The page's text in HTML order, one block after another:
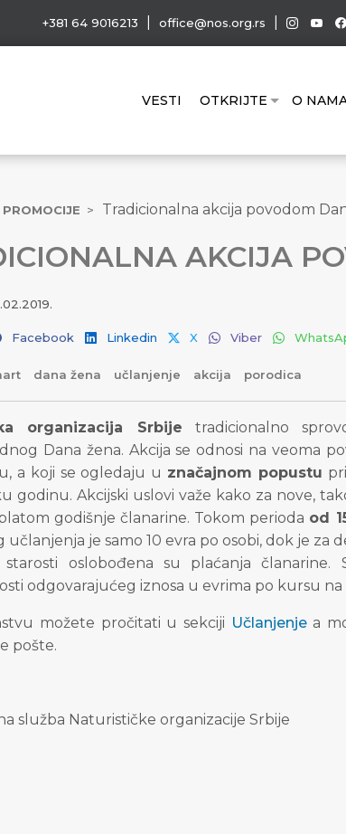
+381 64 9016213 office@nos.org.rs
VESTI OTKRIJTE O
PROMOCIJE Tradicionalna akcija povodom
AKCIJA
Facebook Linkedin X Viber
dana žena učlanjenje akcija porodica
organizacija Srbije tradicionalno
Dana žena. Akcija se odnosi na veoma
a koji se ogledaju u značajnom popustu
godinu. Akcijski uslovi važe kako za nove,
godišnje članarine. Tokom perioda od
učlanjenja je samo 10 evra po osobi, dok je za
starosti oslobođena su plaćanja
odgovarajućeg iznosa u evrima po kursu na
možete pročitati u sekciji Učlanjenjea
pošte.
služba Naturističke organizacije Srbije